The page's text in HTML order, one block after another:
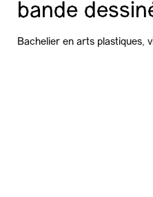
bande
Bachelier en arts plastiques,